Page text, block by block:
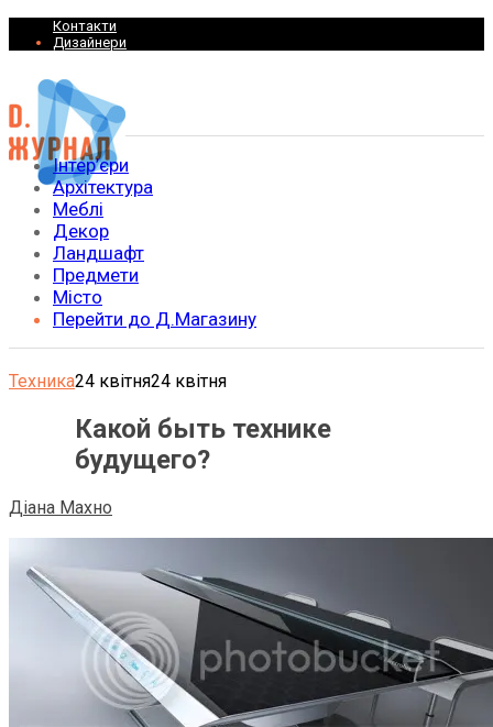
Контакти
Дизайнери
Інтер’єри
Архітектура
Меблі
Декор
Ландшафт
Предмети
Місто
Перейти до Д.Магазину
Техника24 квітня24 квітня
Какой быть технике
будущего?
Діана Махно